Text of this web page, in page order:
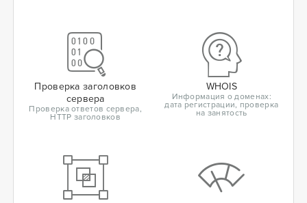
Проверка заголовков
сервера
Проверка ответов сервера,
HTTP заголовков
WHOIS
Информация о доменах:
дата регистрации, проверка
на занятость